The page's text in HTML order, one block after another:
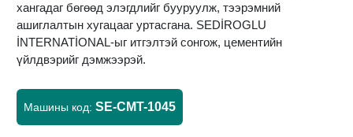
хангадаг бөгөөд элэгдлийг бууруулж, тээрэмний
ашиглалтын хугацааг уртасгана. SEDİROGLU
İNTERNATİONAL-ыг итгэлтэй сонгож, цементийн
үйлдвэрийг дэмжээрэй.
Машины код: SE-CMT-1045